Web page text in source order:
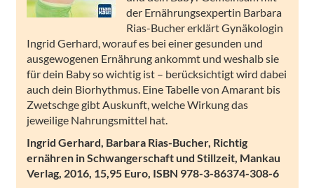
der Ernährungsexpertin Barbara
Rias-Bucher erklärt Gynäkologin
Ingrid Gerhard, worauf es bei einer gesunden und
ausgewogenen Ernährung ankommt und weshalb sie
für dein Baby so wichtig ist – berücksichtigt wird dabei
auch dein Biorhythmus. Eine Tabelle von Amarant bis
Zwetschge gibt Auskunft, welche Wirkung das
jeweilige Nahrungsmittel hat.
Ingrid Gerhard, Barbara Rias-Bucher, Richtig
ernähren in Schwangerschaft und Stillzeit, Mankau
Verlag, 2016, 15,95 Euro, ISBN 978-3-86374-308-6